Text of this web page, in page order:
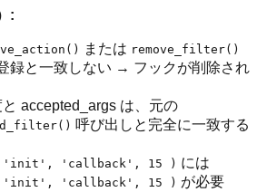
:
または remove_filter()
録と一致しない → フックが削除され
accepted_args は、元の
呼び出しと完全に一致する
'init', 'callback', 15 ) には
'init', 'callback', 15 ) が必要